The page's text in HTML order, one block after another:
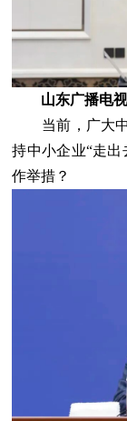
山东广播电
当前，广大中
持中小企业“走
作举措？